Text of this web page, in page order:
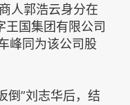
人郭浩云身分在
王国集团有限公司
峰同为该公司股
倒”刘志华后，结